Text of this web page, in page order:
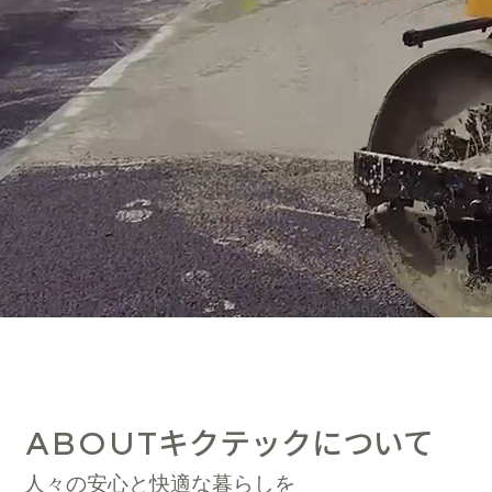
ABOUTキクテックについて
人々の安心と快適な暮らしを